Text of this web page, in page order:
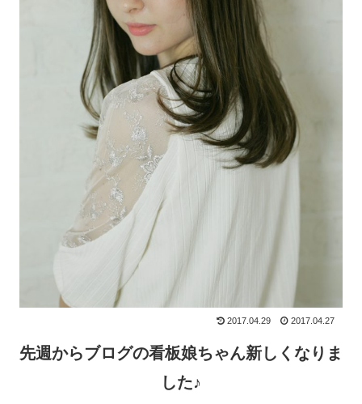
2017.04.29 2017.04.27
先週からブログの看板娘ちゃん新しくなりま
した♪